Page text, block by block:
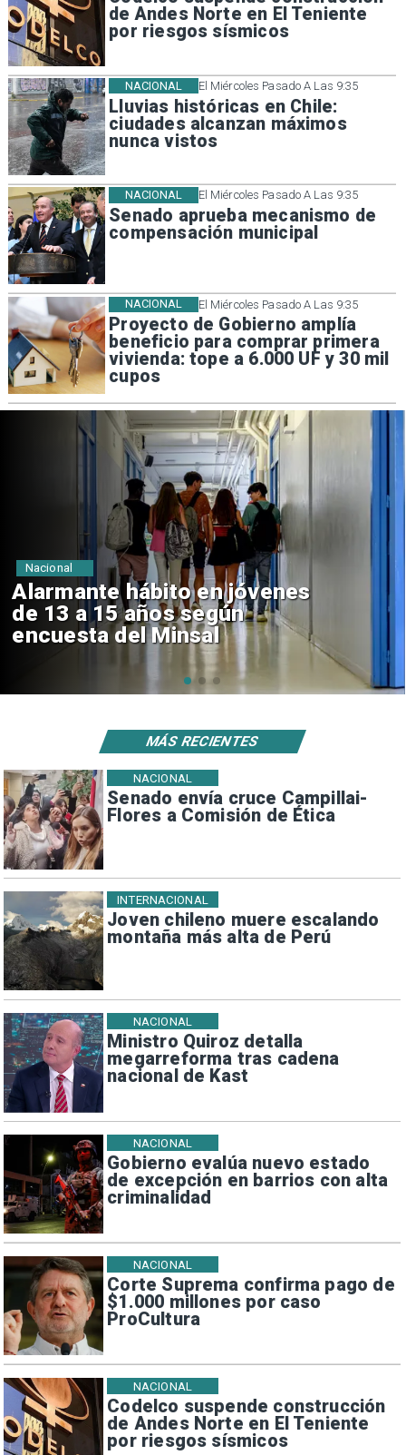
de Andes Norte en El Teniente
por riesgos sísmicos
El Miércoles Pasado A Las 9:35
Lluvias históricas en Chile:
ciudades alcanzan máximos
nunca vistos
NACIONAL
El Miércoles Pasado A Las 9:35
Senado aprueba mecanismo de
compensación municipal
NACIONAL
El Miércoles Pasado A Las 9:35
Proyecto de Gobierno amplía
beneficio para comprar primera
vivienda: tope a 6.000 UF y 30 mil
cupos
NACIONAL
Aprueban creación del Parque
Sebastián Piñera con inversión
de $4 mil millones
Regiones
Senado envía cruce Campillai-
Flores a Comisión de Ética
NACIONAL
Joven chileno muere escalando
montaña más alta de Perú
INTERNACIONAL
Ministro Quiroz detalla
megarreforma tras cadena
nacional de Kast
NACIONAL
Gobierno evalúa nuevo estado
de excepción en barrios con alta
criminalidad
NACIONAL
Corte Suprema confirma pago de
$1.000 millones por caso
ProCultura
NACIONAL
Codelco suspende construcción
de Andes Norte en El Teniente
por riesgos sísmicos
NACIONAL
MÁS RECIENTES